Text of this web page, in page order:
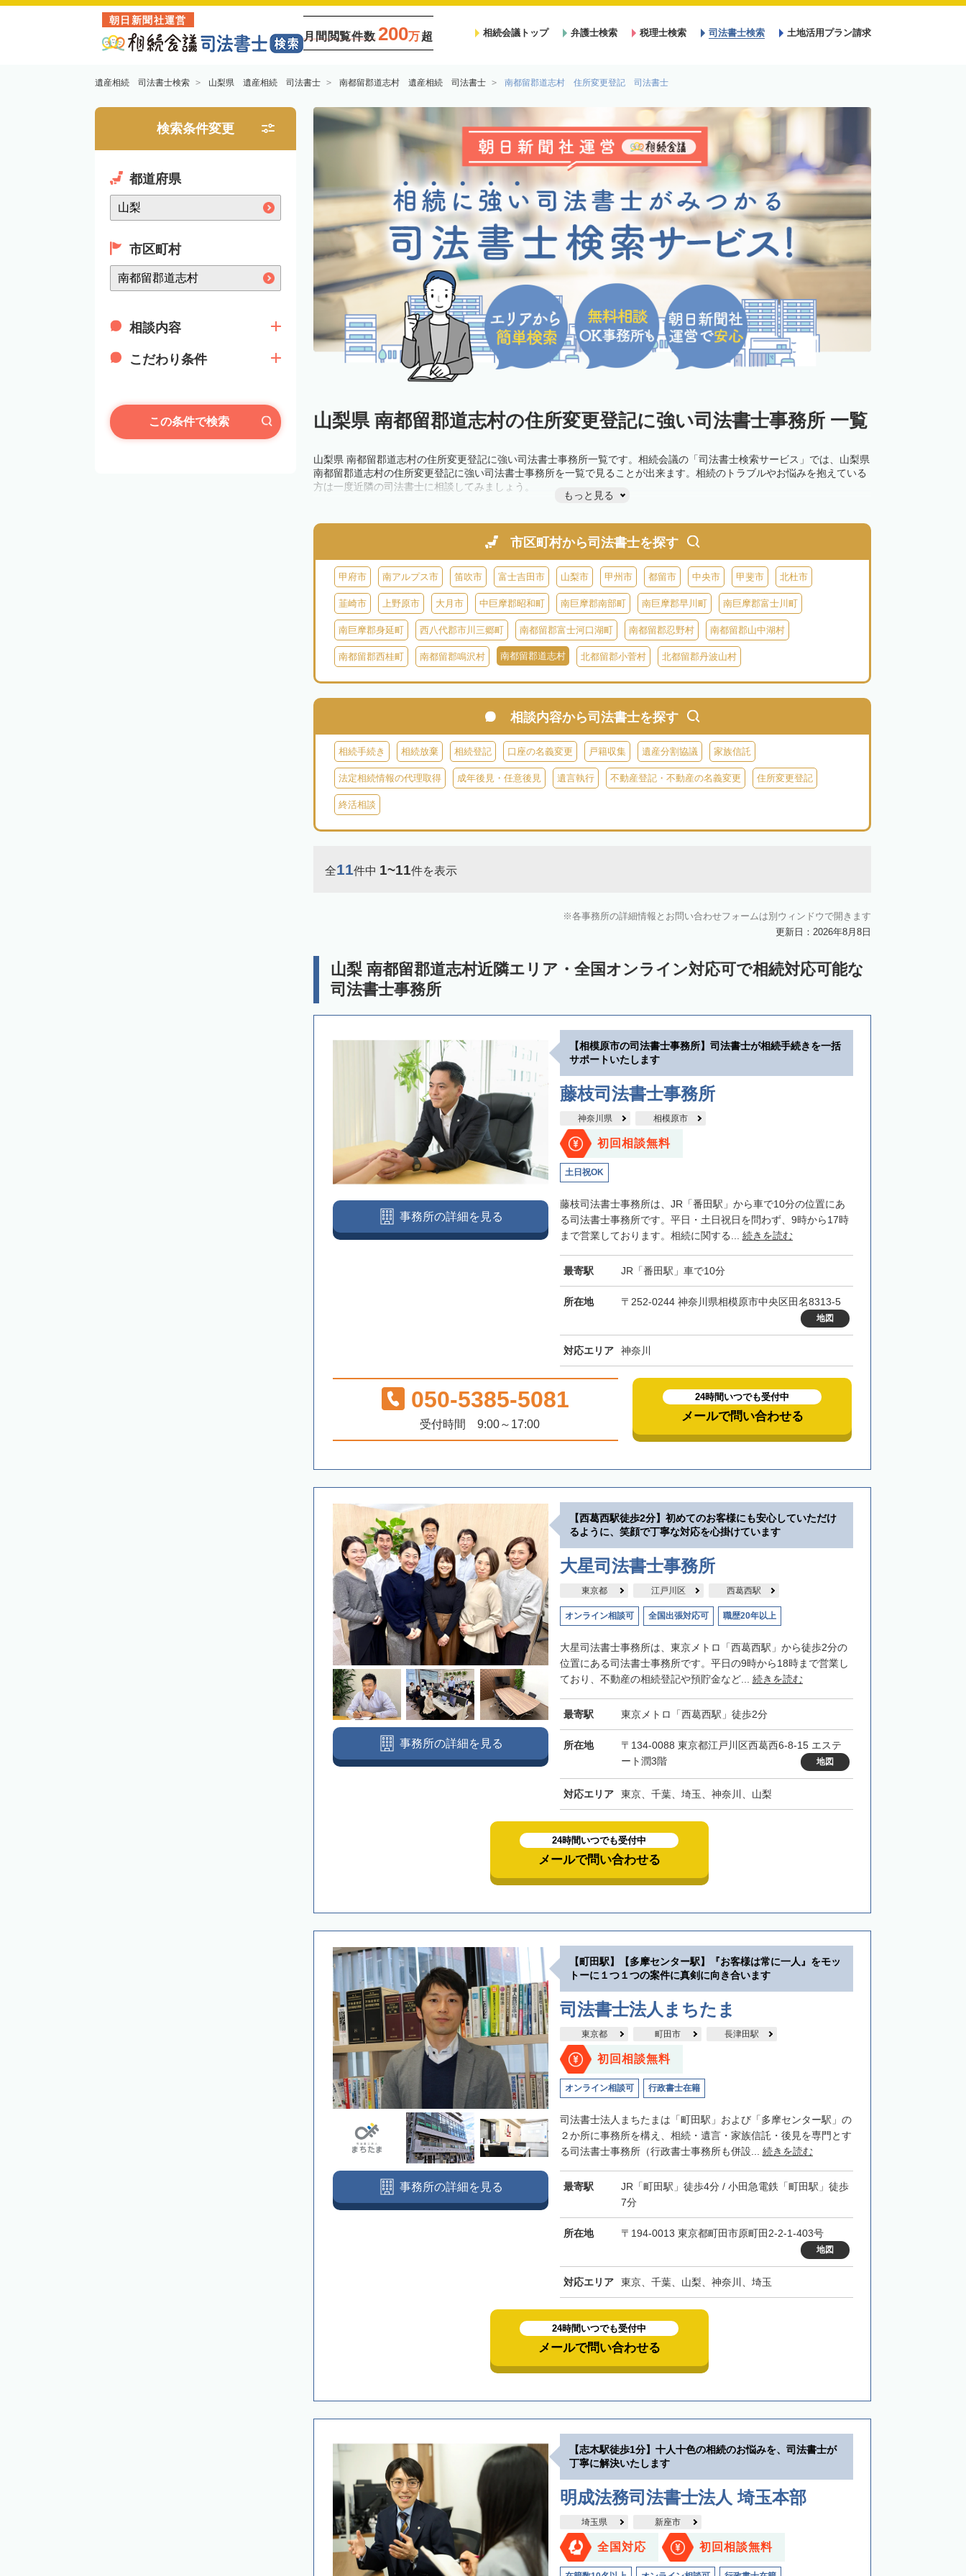
朝日新聞社運営
月間閲覧件数 200万超 相続会議トップ 弁護士検索 税理士検索 司法書士検索 土地活用プラン請求
遺産相続 司法書士検索 山梨県 遺産相続 司法書士 南都留郡道志村 遺産相続 司法書士 南都留郡道志村 住所変更登記 司法書士
検索条件変更
都道府県
市区町村
相談内容
こだわり条件
この条件で検索 山梨県 南都留郡道志村の住所変更登記に強い司法書士事務所 一覧
山梨県 南都留郡道志村の住所変更登記に強い司法書士事務所一覧です。相続会議の「司法書士検索サービス」では、山梨県
南都留郡道志村の住所変更登記に強い司法書士事務所を一覧で見ることが出来ます。相続のトラブルやお悩みを抱えている
方は一度近隣の司法書士に相談してみましょう。
もっと見る
市区町村から司法書士を探す
甲府市 南アルプス市 笛吹市 富士吉田市 山梨市 甲州市 都留市 中央市 甲斐市 北杜市
韮崎市 上野原市 大月市 中巨摩郡昭和町 南巨摩郡南部町 南巨摩郡早川町 南巨摩郡富士川町
南巨摩郡身延町 西八代郡市川三郷町 南都留郡富士河口湖町 南都留郡忍野村 南都留郡山中湖村
南都留郡西桂町 南都留郡鳴沢村 南都留郡道志村 北都留郡小菅村 北都留郡丹波山村
相談内容から司法書士を探す
相続手続き 相続放棄 相続登記 口座の名義変更 戸籍収集 遺産分割協議 家族信託
法定相続情報の代理取得 成年後見・任意後見 遺言執行 不動産登記・不動産の名義変更 住所変更登記
終活相談
全11件中 1~11件を表示
各事務所の詳細情報とお問い合わせフォームは別ウィンドウで開きます
更新日：2026年8月8日
山梨 南都留郡道志村近隣エリア・全国オンライン対応可で相続対応可能な
司法書士事務所
【相模原市の司法書士事務所】司法書士が相続手続きを一括
サポートいたします
藤枝司法書士事務所
神奈川県 相模原市
初回相談無料
土日祝OK
藤枝司法書士事務所は、JR「番田駅」から車で10分の位置にあ
る司法書士事務所です。平日・土日祝日を問わず、9時から17時
まで営業しております。相続に関する... 続きを読む
最寄駅 JR「番田駅」車で10分
所在地 〒252-0244 神奈川県相模原市中央区田名8313-5
地図
対応エリア 神奈川
事務所の詳細を見る
050-5385-5081
受付時間 9:00～17:00
24時間いつでも受付中
メールで問い合わせる
【西葛西駅徒歩2分】初めてのお客様にも安心していただけ
るように、笑顔で丁寧な対応を心掛けています
大星司法書士事務所
東京都 江戸川区 西葛西駅
オンライン相談可 全国出張対応可 職歴20年以上
大星司法書士事務所は、東京メトロ「西葛西駅」から徒歩2分の
位置にある司法書士事務所です。平日の9時から18時まで営業し
ており、不動産の相続登記や預貯金など... 続きを読む
最寄駅 東京メトロ「西葛西駅」徒歩2分
所在地
〒134-0088 東京都江戸川区西葛西6-8-15 エステ
ート潤3階
地図
対応エリア 東京、千葉、埼玉、神奈川、山梨
事務所の詳細を見る
24時間いつでも受付中
メールで問い合わせる
【町田駅】【多摩センター駅】『お客様は常に一人』をモッ
トーに１つ１つの案件に真剣に向き合います
司法書士法人まちたま
東京都 町田市 長津田駅
初回相談無料
オンライン相談可 行政書士在籍
司法書士法人まちたまは「町田駅」および「多摩センター駅」の
２か所に事務所を構え、相続・遺言・家族信託・後見を専門とす
る司法書士事務所（行政書士事務所も併設... 続きを読む
最寄駅
JR「町田駅」徒歩4分 / 小田急電鉄「町田駅」徒歩
7分
所在地 〒194-0013 東京都町田市原町田2-2-1-403号
地図
対応エリア 東京、千葉、山梨、神奈川、埼玉
事務所の詳細を見る
24時間いつでも受付中
メールで問い合わせる
【志木駅徒歩1分】十人十色の相続のお悩みを、司法書士が
丁寧に解決いたします
明成法務司法書士法人 埼玉本部
埼玉県 新座市
全国対応 初回相談無料